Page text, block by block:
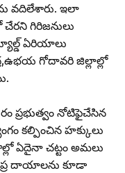
వదిలేశారు. ఇలా
గిరిజనులు
ఏరియాలు
గోదావరి జిల్లాల్లో
ప్రభుత్వం నోటిఫైచేసిన
కల్పించిన హక్కులు
ఏదైనా చట్టం అమలు
దాయాలను కూడా